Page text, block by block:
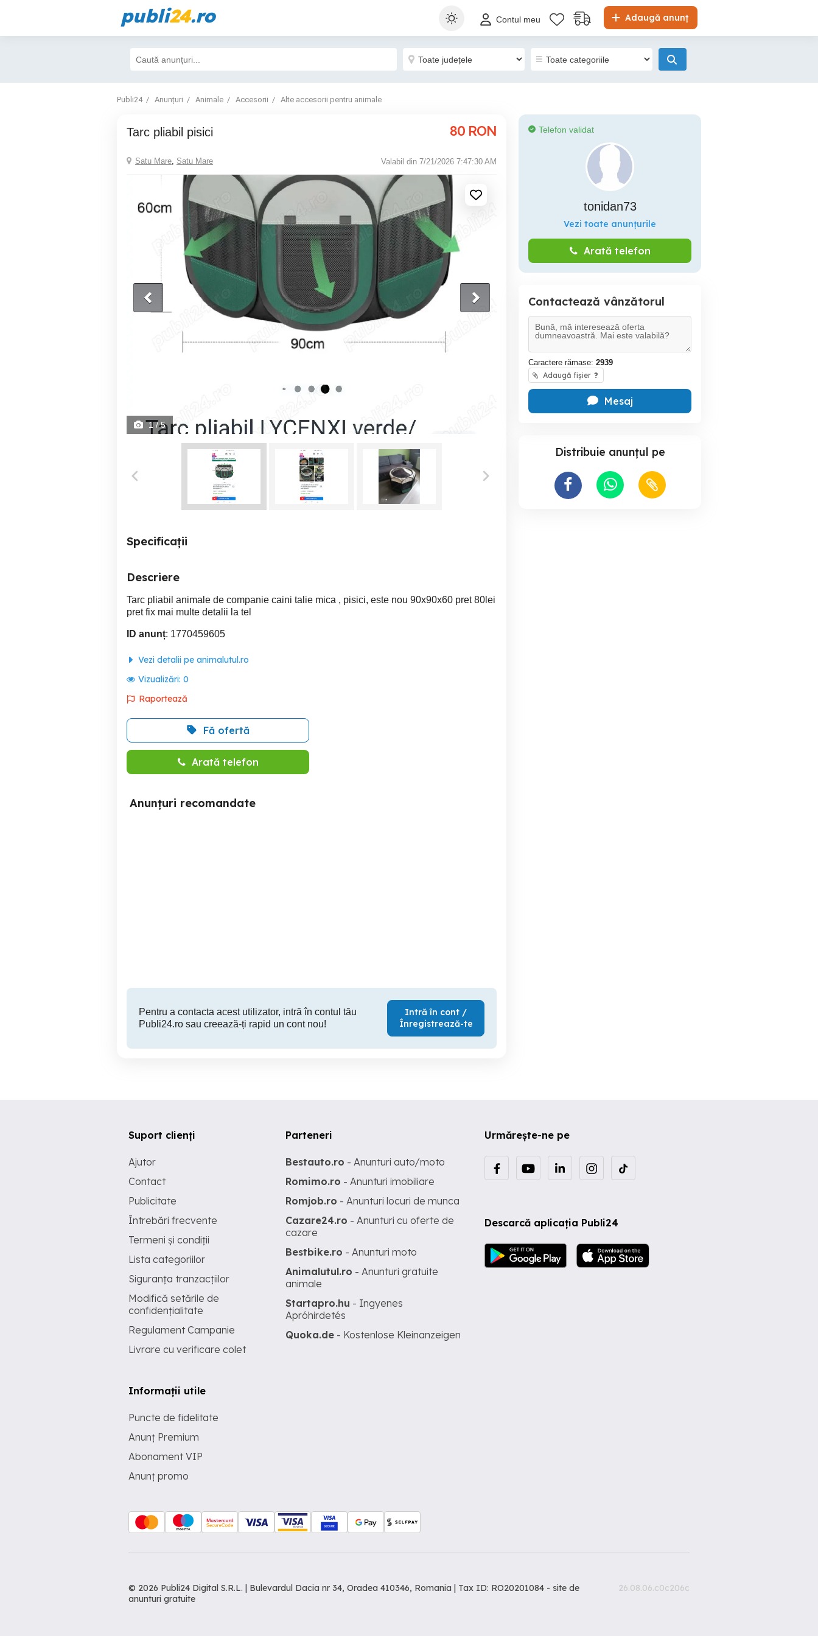
publi24.ro Adaugă anunț
Contul meu
Publi24 Anunțuri Animale Accesorii Alte accesorii pentru animale
Tarc pliabil pisici 80 RON
Satu Mare, Satu Mare Valabil din 7/21/2026 7:47:30 AM
1/ 5
Specificații
Descriere
Tarc pliabil animale de companie caini talie mica , pisici, este nou 90x90x60 pret 80lei
pret fix mai multe detalii la tel
ID anunț: 1770459605
Vezi detalii pe animalutul.ro
Vizualizări: 0
Raportează
Fă ofertă
Arată telefon
Anunțuri recomandate
Pentru a contacta acest utilizator, intră în contul tău
Publi24.ro sau creează-ți rapid un cont nou!
Intră în cont /
Înregistrează-te
Telefon validat
tonidan73
Vezi toate anunțurile
Arată telefon
Contactează vânzătorul
Caractere rămase: 2939
Adaugă fișier ?
Mesaj
Distribuie anunțul pe
Urmărește-ne pe
Descarcă aplicația Publi24
Suport clienți
Ajutor
Contact
Publicitate
Întrebări frecvente
Termeni și condiții
Lista categoriilor
Siguranța tranzacțiilor
Modifică setările de
confidențialitate
Regulament Campanie
Livrare cu verificare colet
Informații utile
Puncte de fidelitate
Anunț Premium
Abonament VIP
Anunț promo
Parteneri
Bestauto.ro - Anunturi auto/moto
Romimo.ro - Anunturi imobiliare
Romjob.ro - Anunturi locuri de munca
Cazare24.ro - Anunturi cu oferte de
cazare
Bestbike.ro - Anunturi moto
Animalutul.ro - Anunturi gratuite
animale
Startapro.hu - Ingyenes
Apróhirdetés
Quoka.de - Kostenlose Kleinanzeigen
© 2026 Publi24 Digital S.R.L. | Bulevardul Dacia nr 34, Oradea 410346, Romania | Tax ID: RO20201084 - site de
anunturi gratuite
26.08.06.c0c206c